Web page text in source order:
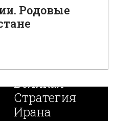
Родовые
Новая
Великая
Стратегия
Ирана